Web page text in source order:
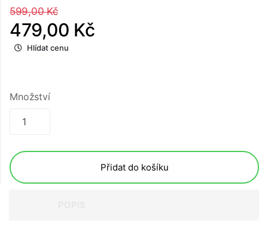
599,00 Kč
479,00 Kč
Hlídat cenu
Množství
Přidat do košíku